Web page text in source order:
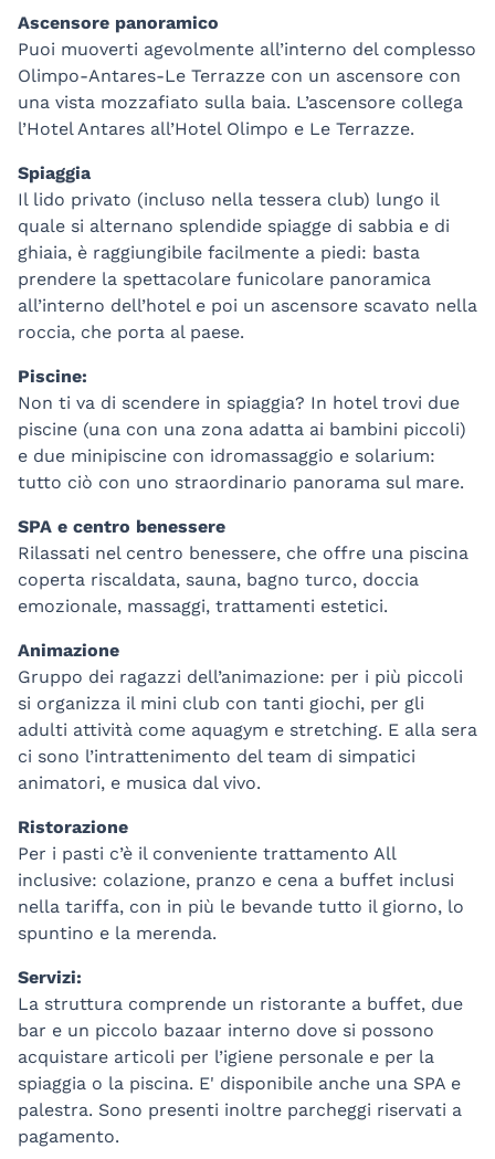
Ascensore panoramico
Puoi muoverti agevolmente all’interno del complesso
Olimpo-Antares-Le Terrazze con un ascensore con
una vista mozzafiato sulla baia. L’ascensore collega
l’Hotel Antares all’Hotel Olimpo e Le Terrazze.
Spiaggia
Il lido privato (incluso nella tessera club) lungo il
quale si alternano splendide spiagge di sabbia e di
ghiaia, è raggiungibile facilmente a piedi: basta
prendere la spettacolare funicolare panoramica
all’interno dell’hotel e poi un ascensore scavato nella
roccia, che porta al paese.
Piscine:
Non ti va di scendere in spiaggia? In hotel trovi due
piscine (una con una zona adatta ai bambini piccoli)
e due minipiscine con idromassaggio e solarium:
tutto ciò con uno straordinario panorama sul mare.
SPA e centro benessere
Rilassati nel centro benessere, che offre una piscina
coperta riscaldata, sauna, bagno turco, doccia
emozionale, massaggi, trattamenti estetici.
Animazione
Gruppo dei ragazzi dell’animazione: per i più piccoli
si organizza il mini club con tanti giochi, per gli
adulti attività come aquagym e stretching. E alla sera
ci sono l’intrattenimento del team di simpatici
animatori, e musica dal vivo.
Ristorazione
Per i pasti c’è il conveniente trattamento All
inclusive: colazione, pranzo e cena a buffet inclusi
nella tariffa, con in più le bevande tutto il giorno, lo
spuntino e la merenda.
Servizi:
La struttura comprende un ristorante a buffet, due
bar e un piccolo bazaar interno dove si possono
acquistare articoli per l’igiene personale e per la
spiaggia o la piscina. E' disponibile anche una SPA e
palestra. Sono presenti inoltre parcheggi riservati a
pagamento.